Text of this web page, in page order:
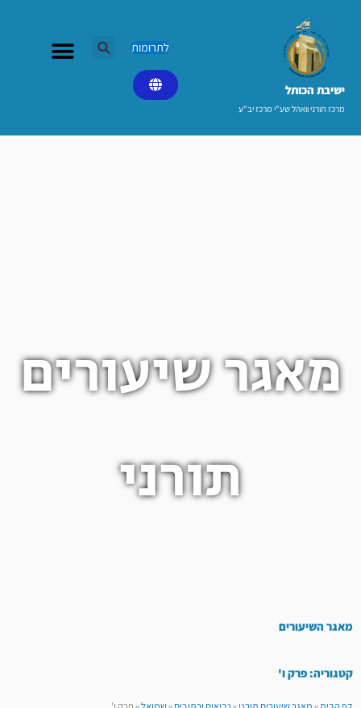
ישיבת הכותל​
מרכז תורני וואהל שע"י מרכז יב"ע
לתרומות
מאגר שיעורים
תורני
מאגר השיעורים
קטגוריה: פרק ו'